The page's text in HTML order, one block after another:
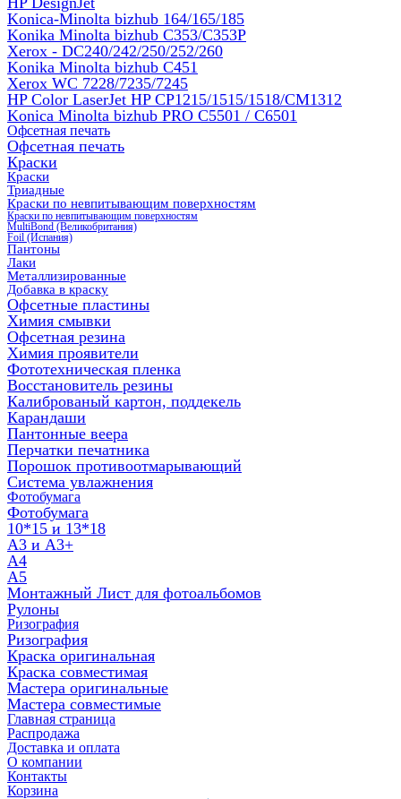
Konica-Minolta bizhub 164/165/185
Konika Minolta bizhub C353/C353Р
Xerox - DC240/242/250/252/260
Konika Minolta bizhub C451
Xerox WC 7228/7235/7245
HP Color LaserJet HP CP1215/1515/1518/CM1312
Konica Minolta bizhub PRO С5501 / С6501
Офсетная печать
Офсетная печать
Краски
Краски
Триадные
Краски по невпитывающим поверхностям
Краски по невпитывающим поверхностям
MultiBond (Великобритания)
Foil (Испания)
Пантоны
Лаки
Металлизированные
Добавка в краску
Офсетные пластины
Химия смывки
Офсетная резина
Химия проявители
Фототехническая пленка
Восстановитель резины
Калиброваный картон, поддекель
Карандаши
Пантонные веера
Перчатки печатника
Порошок противоотмарывающий
Система увлажнения
Фотобумага
Фотобумага
10*15 и 13*18
A3 и А3+
А4
А5
Монтажный Лист для фотоальбомов
Рулоны
Ризография
Ризография
Краска оригинальная
Краска совместимая
Мастера оригинальные
Мастера совместимые
Главная страница
Распродажа
Доставка и оплата
О компании
Контакты
Корзина